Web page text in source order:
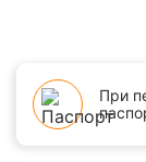
При